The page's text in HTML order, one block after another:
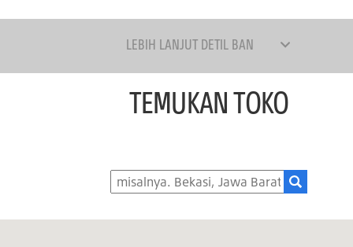
LEBIH LANJUT DETIL BAN
TEMUKAN TOKO